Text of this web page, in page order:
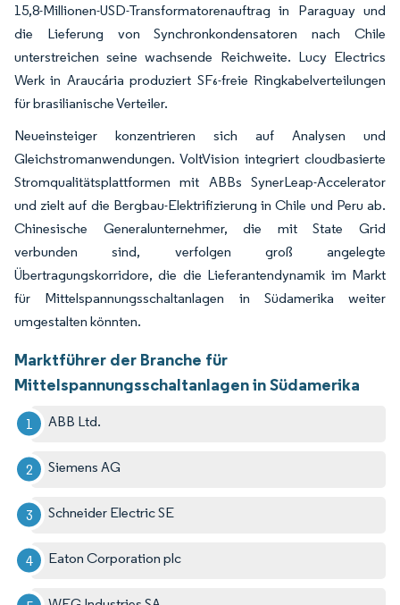
15,8-Millionen-USD-Transformatorenauftrag in Paraguay und
die Lieferung von Synchronkondensatoren nach Chile
unterstreichen seine wachsende Reichweite. Lucy Electrics
Werk in Araucária produziert SF₆-freie Ringkabelverteilungen
für brasilianische Verteiler.
Neueinsteiger konzentrieren sich auf Analysen und
Gleichstromanwendungen. VoltVision integriert cloudbasierte
Stromqualitätsplattformen mit ABBs SynerLeap-Accelerator
und zielt auf die Bergbau-Elektrifizierung in Chile und Peru ab.
Chinesische Generalunternehmer, die mit State Grid
verbunden sind, verfolgen groß angelegte
Übertragungskorridore, die die Lieferantendynamik im Markt
für Mittelspannungsschaltanlagen in Südamerika weiter
umgestalten könnten.
Marktführer der Branche für
Mittelspannungsschaltanlagen in Südamerika
ABB Ltd.
Siemens AG
Schneider Electric SE
Eaton Corporation plc